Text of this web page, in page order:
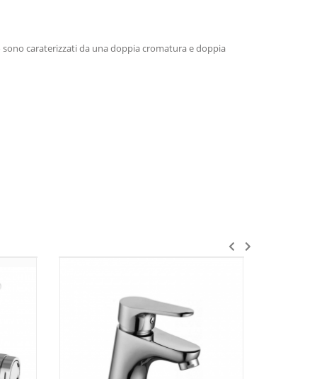
caraterizzati da una doppia cromatura e doppia